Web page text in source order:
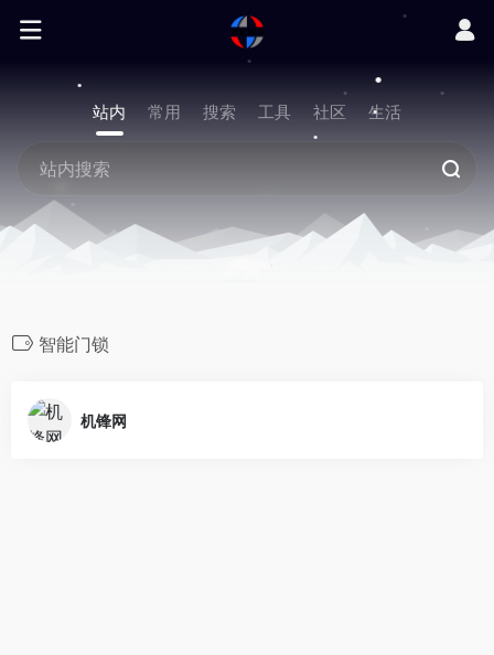
站内 常用 搜索 工具 社区 生活
智能门锁
机锋网